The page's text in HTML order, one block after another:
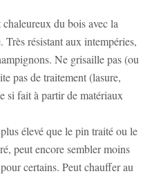
du bois avec la
résistant aux intempéries,
Ne grisaille pas (ou
pas de traitement (lasure,
si fait à partir de matériaux
élevé que le pin traité ou le
peut encore sembler moins
certains. Peut chauffer au